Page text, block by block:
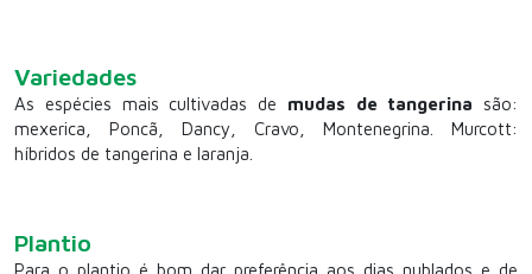
Variedades
As espécies mais cultivadas de mudas de tangerina são:
mexerica, Poncã, Dancy, Cravo, Montenegrina. Murcott:
híbridos de tangerina e laranja.
Plantio